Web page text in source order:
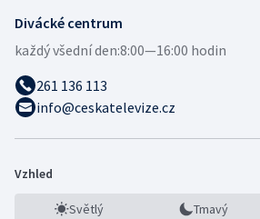
Divácké centrum
každý všední den:8:00—16:00 hodin
261 136 113
info@ceskatelevize.cz
Vzhled
Světlý Tmavý